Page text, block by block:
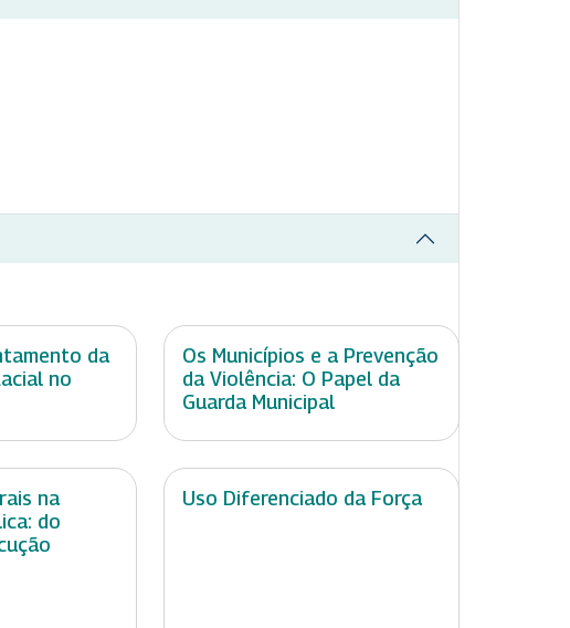
da
no
Os Municípios e a Prevenção
da Violência: O Papel da
Guarda Municipal
na
do
Uso Diferenciado da Força